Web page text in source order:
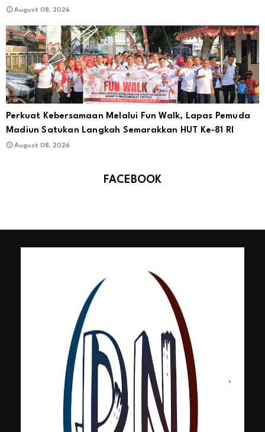
August 08, 2026
Perkuat Kebersamaan Melalui Fun Walk, Lapas Pemuda
Madiun Satukan Langkah Semarakkan HUT Ke-81 RI
August 08, 2026
FACEBOOK